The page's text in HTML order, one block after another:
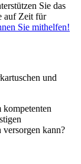
Sie das
auf Zeit für
Sie mithelfen!
und
kompetenten
kann?